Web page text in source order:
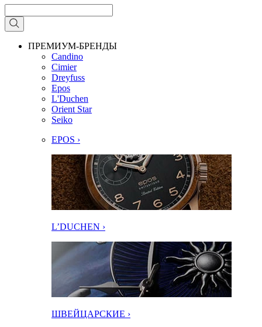
ПРЕМИУМ-БРЕНДЫ
Candino
Cimier
Dreyfuss
Epos
L'Duchen
Orient Star
Seiko
EPOS ›
L’DUCHEN ›
ШВЕЙЦАРСКИЕ ›